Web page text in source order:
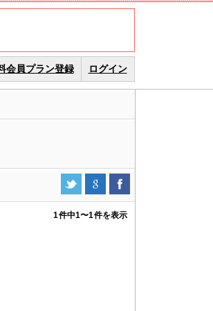
1件中1〜1件を表示
会員プラン登録 ログイン